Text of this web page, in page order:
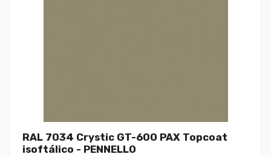
RAL 7034 Crystic GT-600 PAX Topcoat
isoftálico - PENNELLO